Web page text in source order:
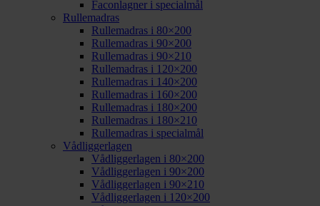
Faconlagner i specialmål
Rullemadras
Rullemadras i 80×200
Rullemadras i 90×200
Rullemadras i 90×210
Rullemadras i 120×200
Rullemadras i 140×200
Rullemadras i 160×200
Rullemadras i 180×200
Rullemadras i 180×210
Rullemadras i specialmål
Vådliggerlagen
Vådliggerlagen i 80×200
Vådliggerlagen i 90×200
Vådliggerlagen i 90×210
Vådliggerlagen i 120×200